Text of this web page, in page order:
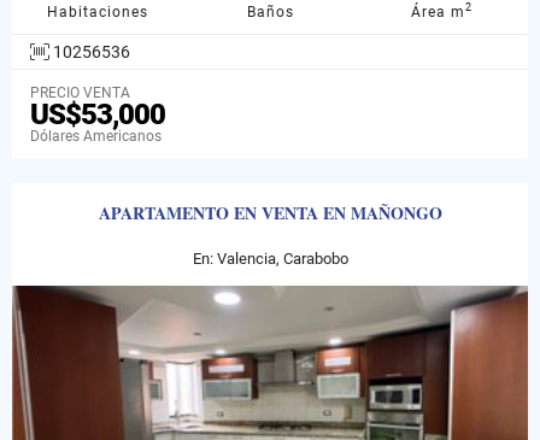
Habitaciones Baños Área m2
10256536
PRECIO VENTA
US$53,000
Dólares Americanos
APARTAMENTO EN VENTA EN MAÑONGO
En: Valencia, Carabobo